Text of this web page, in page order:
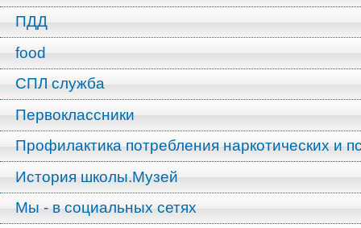
ПДД
food
СПЛ служба
Первоклассники
Профилактика потребления наркотических и
История школы.Музей
Мы - в социальных сетях